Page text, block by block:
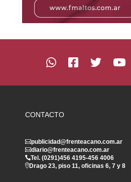
CONTACTO
publicidad@frenteacano.com.ar
diario@frenteacano.com.ar
Tel. (0291)456 4195-456 4006
Drago 23, piso 11, oficinas 6, 7 y 8